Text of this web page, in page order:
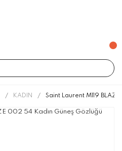
KADIN Saint Laurent M119